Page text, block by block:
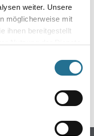
weiter. Unsere
möglicherweise mit
ihnen bereitgestellt